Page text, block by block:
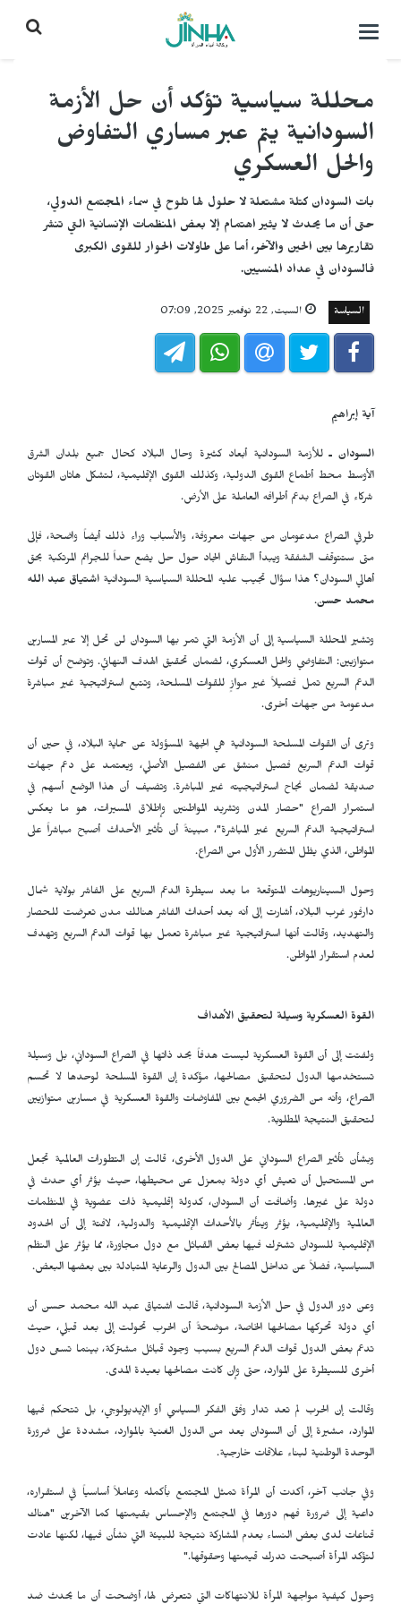
التحكم
محللة سياسية تؤكد أن حل الأزمة
السودانية يتم عبر مساري التفاوض
والحل العسكري
بات السودان كتلة مشتعلة لا حلول لها تلوح في سماء المجتمع الدولي،
حتى أن ما يحدث لا يثير اهتمام إلا بعض المنظمات الإنسانية التي تنشر
تقاريرها بين الحين والآخر، أما على طاولات الحوار للقوى الكبرى
فالسودان في عداد المنسيين.
السياسة السبت, 22 نوفمبر 2025, 07:09
آية إبراهيم
السودان ـللأزمة السودانية أبعاد كثيرة وحال البلاد كحال جميع بلدان الشرق
الأوسط محط أطماع القوى الدولية، وكذلك القوى الإقليمية، لتشكل هاتان القوتان
شركاء في الصراع بدعم أطرافه العاملة على الأرض.
طرفي الصراع مدعومان من جهات معروفة، والأسباب وراء ذلك أيضاً واضحة، فإلى
متى ستتوقف الشفقة ويبدأ النقاش الجاد حول حل يضع حداً للجرائم المرتكبة بحق
أهالي السودان؟ هذا سؤال تجيب عليه المحللة السياسية السودانية اشتياق عبد الله
محمد حسن.
وتشير المحللة السياسية إلى أن الأزمة التي تمر بها السودان لن تحل إلا عبر المسارين
متوازيين: التفاوضي والحل العسكري، لضمان تحقيق الهدف النهائي. وتوضح أن قوات
الدعم السريع تمل فصيلاً غير موازٍ للقوات المسلحة، وتتبع استراتيجية غير مباشرة
مدعومة من جهات أخرى.
وترى أن القوات المسلحة السودانية هي الجهة المسؤولة عن حماية البلاد، في حين أن
قوات الدعم السريع فصيل منشق عن الفصيل الأصلي، ويعتمد على دعم جهات
صديقة لضمان نجاح استراتيجيته غير المباشرة. وتضيف أن هذا الوضع أسهم في
استمرار الصراع "حصار المدن وتشريد المواطنين وإطلاق المسيرات، هو ما يعكس
استراتيجية الدعم السريع غير المباشرة"، مبينةً أن تأثير الأحداث أصبح مباشراً على
المواطن، الذي يظل المتضرر الأول من الصراع.
وحول السيناريوهات المتوقعة ما بعد سيطرة الدعم السريع على الفاشر بولاية شمال
دارفور غرب البلاد، أشارت إلى أنه بعد أحداث الفاشر هنالك مدن تعرضت للحصار
والتهديد، وقالت أنها استراتيجية غير مباشرة تعمل بها قوات الدعم السريع وتهدف
لعدم استقرار المواطن.
القوة العسكرية وسيلة لتحقيق الأهداف
ولفتت إلى أن القوة العسكرية ليست هدفاً بحد ذاتها في الصراع السوداني، بل وسيلة
تستخدمها الدول لتحقيق مصالحها، مؤكدة إن القوة المسلحة لوحدها لا تحسم
الصراع، وأنه من الضروري الجمع بين المفاوضات والقوة العسكرية في مسارين متوازيين
لتحقيق النتيجة المطلوبة.
وبشأن تأثير الصراع السوداني على الدول الأخرى، قالت إن التطورات العالمية تجعل
من المستحيل أن تعيش أي دولة بمعزل عن محيطها، حيث يؤثر أي حدث في
دولة على غيرها. وأضافت أن السودان، كدولة إقليمية ذات عضوية في المنظمات
العالمية والإقليمية، يؤثر ويتأثر بالأحداث الإقليمية والدولية، لافتة إلى أن الحدود
الإقليمية للسودان تشترك فيها بعض القبائل مع دول مجاورة، مما يؤثر على النظم
السياسية، فضلاً عن تداخل المصالح بين الدول والرعاية المتبادلة بين بعضها البعض.
وعن دور الدول في حل الأزمة السودانية، قالت اشتياق عبد الله محمد حسن أن
أي دولة تحركها مصالحها الخاصة، موضحةً أن الحرب تحولت إلى بعد قبلي، حيث
تدعم بعض الدول قوات الدعم السريع بسبب وجود قبائل مشتركة، بينما تسعى دول
أخرى للسيطرة على الموارد، حتى وإن كانت مصالحها بعيدة المدى.
وقالت إن الحرب لم تعد تدار وفق الفكر السياسي أو الإيديولوجي، بل تتحكم فيها
الموارد، مشيرة إلى أن السودان يعد من الدول الغنية بالموارد، مشددة على ضرورة
الوحدة الوطنية لبناء علاقات خارجية.
وفي جانب آخر، أكدت أن المرأة تمثل المجتمع بأكمله وعاملاً أساسياً في استقراره،
داعية إلى ضرورة فهم دورها في المجتمع والإحساس بقيمتها كما الآخرين "هناك
قناعات لدى بعض النساء بعدم المشاركة نتيجة للبيئة التي نشأن فيها، لكنها عادت
لتؤكد المرأة أصبحت تدرك قيمتها وحقوقها".
وحول كيفية مواجهة المرأة للانتهاكات التي تتعرض لها، أوضحت أن ما يحدث ضد